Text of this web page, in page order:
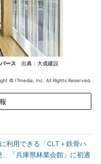
ース 出典：大成建設
© ITmedia, Inc. All Rights Reserved.
利用できる「CLT＋鉄骨ハ
「兵庫県林業会館」に初適